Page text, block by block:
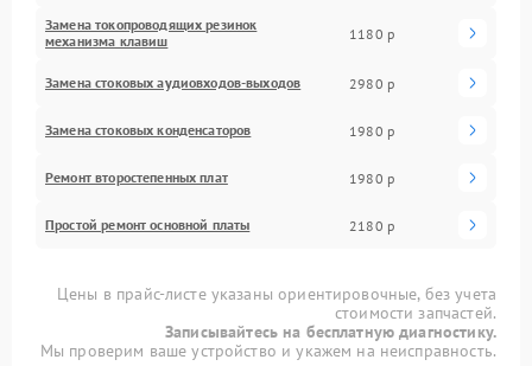
Замена токопроводящих резинок
механизма клавиш
1180 р
Замена стоковых аудиовходов-выходов 2980 р
Замена стоковых конденсаторов 1980 р
Ремонт второстепенных плат 1980 р
Простой ремонт основной платы 2180 р
Цены в прайс-листе указаны ориентировочные, без учета
стоимости запчастей.
Записывайтесь на бесплатную диагностику.
Мы проверим ваше устройство и укажем на неисправность.